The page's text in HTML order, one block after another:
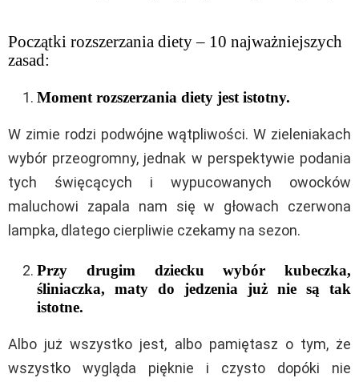
Początki rozszerzania diety – 10 najważniejszych
zasad:
Moment rozszerzania diety jest istotny.
W zimie rodzi podwójne wątpliwości. W zieleniakach
wybór przeogromny, jednak w perspektywie podania
tych święcących i wypucowanych owocków
maluchowi zapala nam się w głowach czerwona
lampka, dlatego cierpliwie czekamy na sezon.
Przy drugim dziecku wybór kubeczka,
śliniaczka, maty do jedzenia już nie są tak
istotne.
Albo już wszystko jest, albo pamiętasz o tym, że
wszystko wygląda pięknie i czysto dopóki nie